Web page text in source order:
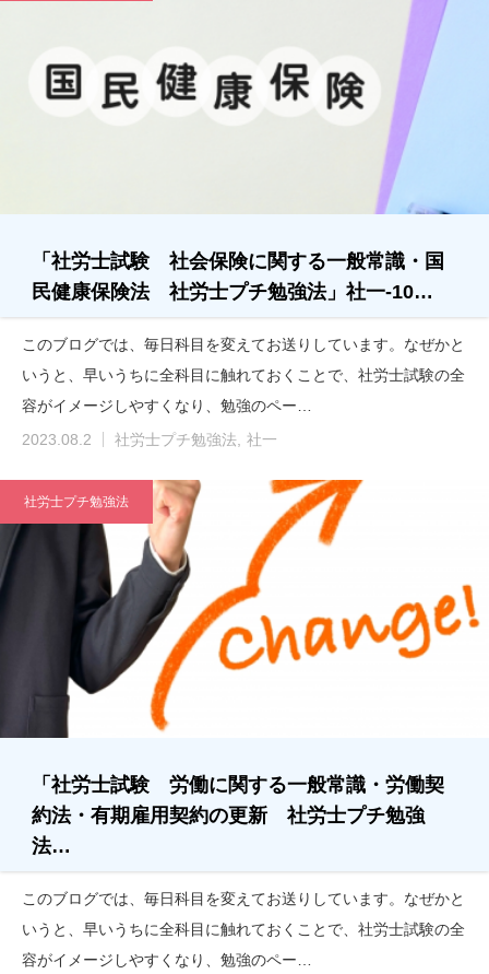
「社労士試験 社会保険に関する一般常識・国
民健康保険法 社労士プチ勉強法」社一-10…
このブログでは、毎日科目を変えてお送りしています。なぜかと
いうと、早いうちに全科目に触れておくことで、社労士試験の全
容がイメージしやすくなり、勉強のペー…
2023.08.2
社労士プチ勉強法 社一
社労士プチ勉強法
「社労士試験 労働に関する一般常識・労働契
約法・有期雇用契約の更新 社労士プチ勉強
法…
このブログでは、毎日科目を変えてお送りしています。なぜかと
いうと、早いうちに全科目に触れておくことで、社労士試験の全
容がイメージしやすくなり、勉強のペー…